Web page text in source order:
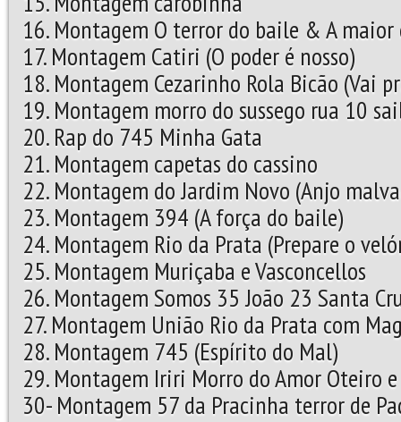
16. Montagem O terror do baile & A
17. Montagem Catiri (O poder é nosso)
18. Montagem Cezarinho Rola Bicão (Vai
19. Montagem morro do sussego rua 10
20. Rap do 745 Minha Gata
21. Montagem capetas do cassino
22. Montagem do Jardim Novo (Anjo
23. Montagem 394 (A força do baile)
24. Montagem Rio da Prata (Prepare o
25. Montagem Muriçaba e Vasconcellos
26. Montagem Somos 35 João 23 Santa
27. Montagem União Rio da Prata com
28. Montagem 745 (Espírito do Mal)
29. Montagem Iriri Morro do Amor Oteiro
30- Montagem 57 da Pracinha terror de